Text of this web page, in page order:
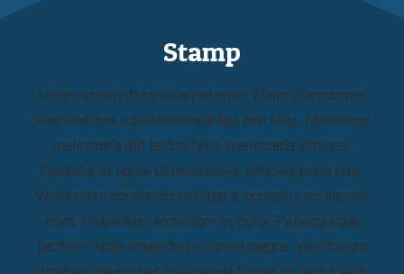
Stamp
Lorem ipsum dolor sit amet enim. Etiam ullamcorper.
Suspendisse a pellentesque dui, non felis. Maecenas
malesuada elit lectus felis, malesuada ultricies.
Curabitur et ligula. Ut molestie a, ultricies porta urna.
Vestibulum commodo volutpat a, convallis ac, laoreet
enim. Phasellus fermentum in, dolor. Pellentesque
facilisis. Nulla imperdiet sit amet magna. Vestibulum